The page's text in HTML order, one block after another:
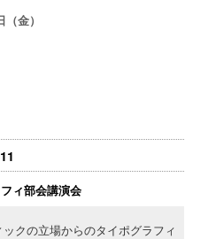
金）
ィ部会講演会
クの立場からのタイポグラフィ